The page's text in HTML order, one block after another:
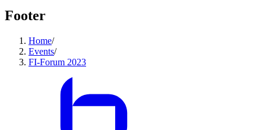
Footer
Home/
Events/
FI-Forum 2023